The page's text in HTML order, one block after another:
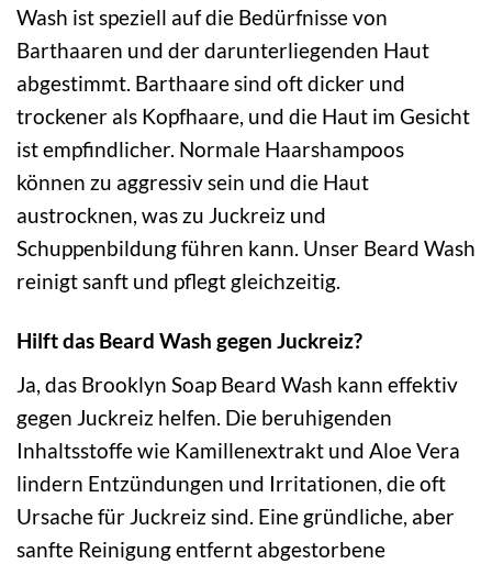
Wash ist speziell auf die Bedürfnisse von
Barthaaren und der darunterliegenden Haut
abgestimmt. Barthaare sind oft dicker und
trockener als Kopfhaare, und die Haut im Gesicht
ist empfindlicher. Normale Haarshampoos
können zu aggressiv sein und die Haut
austrocknen, was zu Juckreiz und
Schuppenbildung führen kann. Unser Beard Wash
reinigt sanft und pflegt gleichzeitig.
Hilft das Beard Wash gegen Juckreiz?
Ja, das Brooklyn Soap Beard Wash kann effektiv
gegen Juckreiz helfen. Die beruhigenden
Inhaltsstoffe wie Kamillenextrakt und Aloe Vera
lindern Entzündungen und Irritationen, die oft
Ursache für Juckreiz sind. Eine gründliche, aber
sanfte Reinigung entfernt abgestorbene